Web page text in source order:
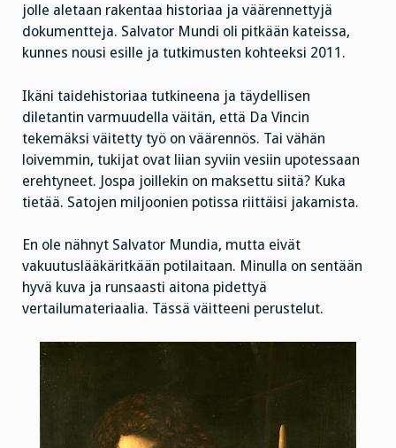
jolle aletaan rakentaa historiaa ja väärennettyjä
dokumentteja. Salvator Mundi oli pitkään kateissa,
kunnes nousi esille ja tutkimusten kohteeksi 2011.
Ikäni taidehistoriaa tutkineena ja täydellisen
diletantin varmuudella väitän, että Da Vincin
tekemäksi väitetty työ on väärennös. Tai vähän
loivemmin, tukijat ovat liian syviin vesiin upotessaan
erehtyneet. Jospa joillekin on maksettu siitä? Kuka
tietää. Satojen miljoonien potissa riittäisi jakamista.
En ole nähnyt Salvator Mundia, mutta eivät
vakuutuslääkäritkään potilaitaan. Minulla on sentään
hyvä kuva ja runsaasti aitona pidettyä
vertailumateriaalia. Tässä väitteeni perustelut.